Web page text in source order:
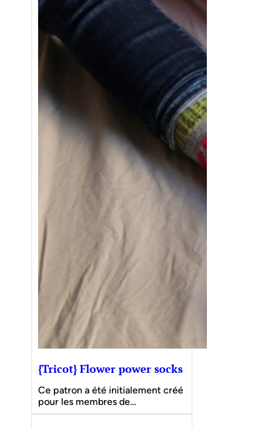
{Tricot} Flower power socks
Ce patron a été initialement créé
pour les membres de…